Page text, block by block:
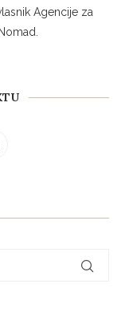
Agencije za